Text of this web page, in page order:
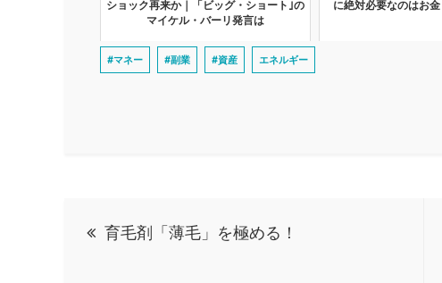
ショック再来か｜「ビッグ・ショート｣の
マイケル・バーリ発言は
に絶対必要なのはお
#マネー #副業 #資産 エネルギー
投 育毛剤「薄毛」を極める！